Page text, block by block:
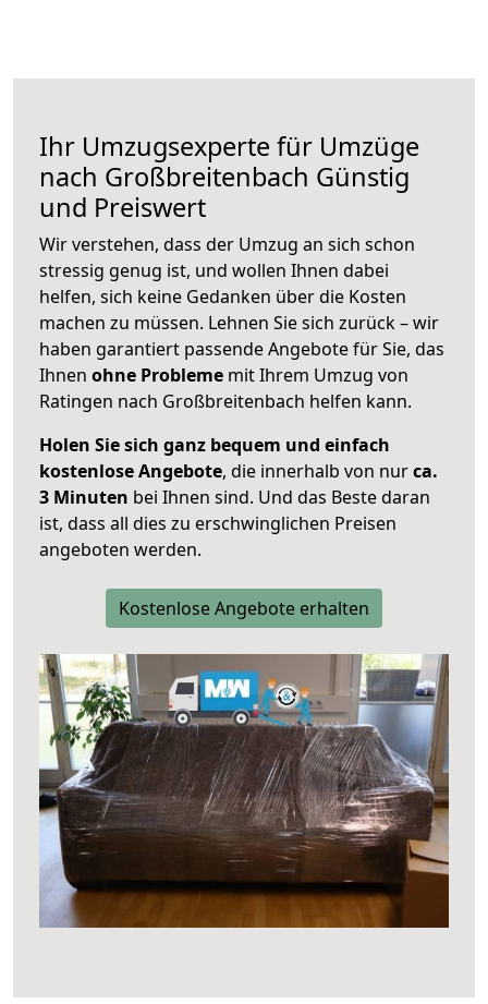
Ihr Umzugsexperte für Umzüge
nach Großbreitenbach Günstig
und Preiswert
Wir verstehen, dass der Umzug an sich schon
stressig genug ist, und wollen Ihnen dabei
helfen, sich keine Gedanken über die Kosten
machen zu müssen. Lehnen Sie sich zurück – wir
haben garantiert passende Angebote für Sie, das
Ihnen ohne Probleme mit Ihrem Umzug von
Ratingen nach Großbreitenbach helfen kann.
Holen Sie sich ganz bequem und einfach
kostenlose Angebote, die innerhalb von nurca.
3 Minuten bei Ihnen sind. Und das Beste daran
ist, dass all dies zu erschwinglichen Preisen
angeboten werden.
Kostenlose Angebote erhalten